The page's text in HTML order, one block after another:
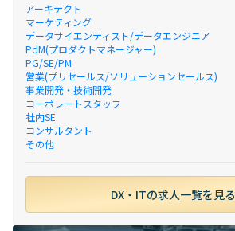
アーキテクト
マーケティング
データサイエンティスト/データエンジニア
PdM(プロダクトマネージャー)
PG/SE/PM
営業(プリセールス/ソリューションセールス)
事業開発・技術開発
コーポレートスタッフ
社内SE
コンサルタント
その他
DX・ITの求人一覧を見る